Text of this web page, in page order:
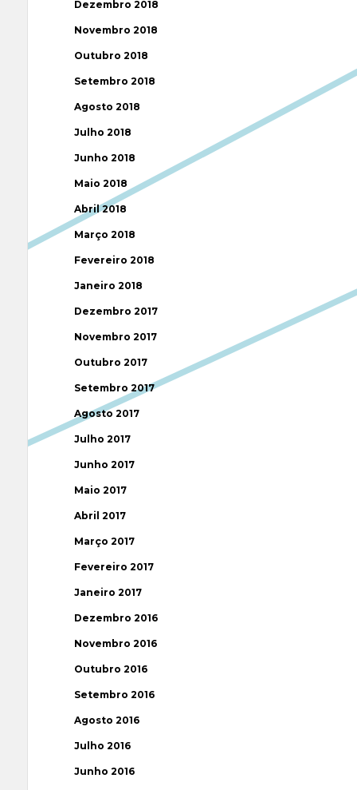
Dezembro 2018
Novembro 2018
Outubro 2018
Setembro 2018
Agosto 2018
Julho 2018
Junho 2018
Maio 2018
Abril 2018
Março 2018
Fevereiro 2018
Janeiro 2018
Dezembro 2017
Novembro 2017
Outubro 2017
Setembro 2017
Agosto 2017
Julho 2017
Junho 2017
Maio 2017
Abril 2017
Março 2017
Fevereiro 2017
Janeiro 2017
Dezembro 2016
Novembro 2016
Outubro 2016
Setembro 2016
Agosto 2016
Julho 2016
Junho 2016